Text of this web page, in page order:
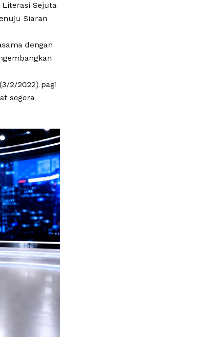
Sejuta
Siaran
dengan
2/2022) pagi
segera